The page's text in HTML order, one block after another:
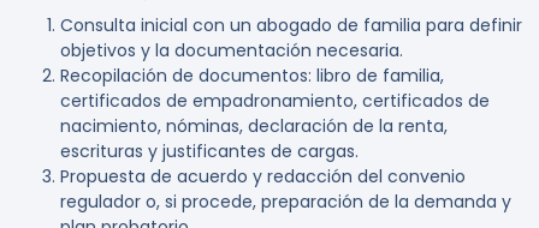
Consulta inicial con un abogado de familia para definir
objetivos y la documentación necesaria.
Recopilación de documentos: libro de familia,
certificados de empadronamiento, certificados de
nacimiento, nóminas, declaración de la renta,
escrituras y justificantes de cargas.
Propuesta de acuerdo y redacción del convenio
regulador o, si procede, preparación de la demanda y